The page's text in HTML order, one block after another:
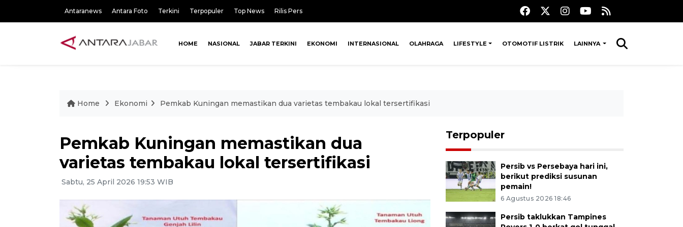
Antaranews Antara Foto Terkini Terpopuler Top News Rilis Pers
HOME NASIONAL JABAR TERKINI EKONOMI INTERNASIONAL OLAHRAGA LIFESTYLE OTOMOTIF LISTRIK LAINNYA
Home Ekonomi Pemkab Kuningan memastikan dua varietas tembakau lokal tersertifikasi
Pemkab Kuningan memastikan dua
varietas tembakau lokal tersertifikasi
Sabtu, 25 April 2026 19:53 WIB
Terpopuler
Persib vs Persebaya hari ini,
berikut prediksi susunan
pemain!
6 Agustus 2026 18:46
Persib taklukkan Tampines